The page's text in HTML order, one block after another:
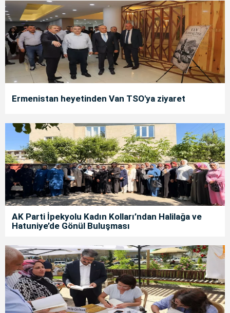
Ermenistan heyetinden Van TSO'ya ziyaret
AK Parti İpekyolu Kadın Kolları’ndan Halilağa ve
Hatuniye’de Gönül Buluşması